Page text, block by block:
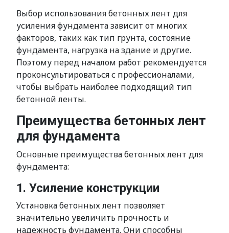
Выбор использования бетонных лент для
усиления фундамента зависит от многих
факторов, таких как тип грунта, состояние
фундамента, нагрузка на здание и другие.
Поэтому перед началом работ рекомендуется
проконсультироваться с профессионалами,
чтобы выбрать наиболее подходящий тип
бетонной ленты.
Преимущества бетонных лент
для фундамента
Основные преимущества бетонных лент для
фундамента:
1. Усиление конструкции
Установка бетонных лент позволяет
значительно увеличить прочность и
надежность фундамента. Они способны